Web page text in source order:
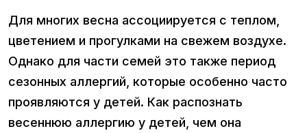
Для многих весна ассоциируется с теплом,
цветением и прогулками на свежем воздухе.
Однако для части семей это также период
сезонных аллергий, которые особенно часто
проявляются у детей. Как распознать
весеннюю аллергию у детей, чем она